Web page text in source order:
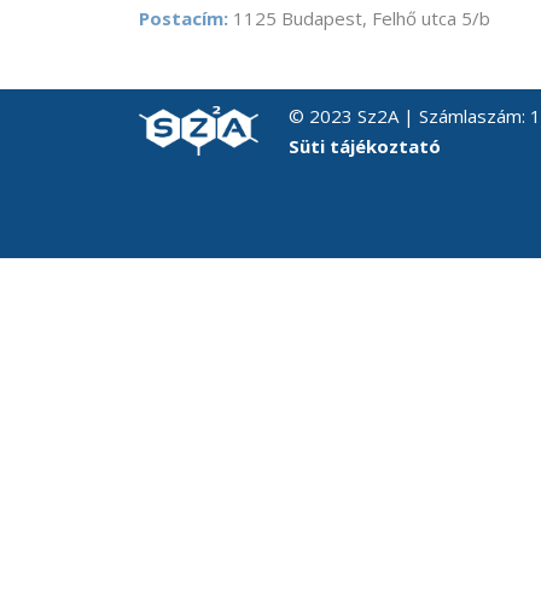
Postacím: 1125 Budapest, Felhő utca 5/b
© 2023 Sz2A | Számlaszám:
Süti tájékoztató